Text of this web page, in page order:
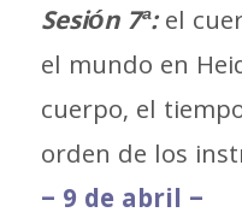
Sesión 7ª:el
el mundo en
cuerpo, el
orden de los
– 9 de abril –